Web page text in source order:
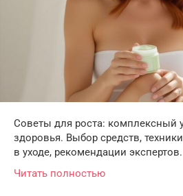
Советы для роста: комплексный
здоровья. Выбор средств,
в уходе, рекомендации экспертов.
Читать полностью